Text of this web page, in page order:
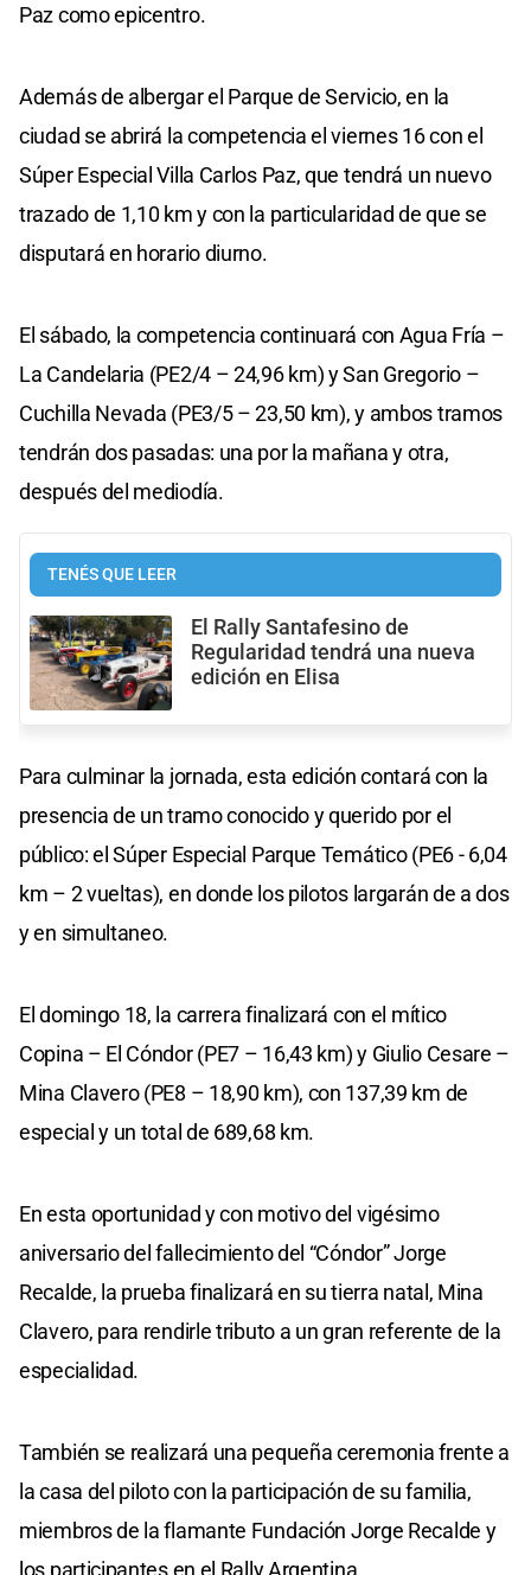
Paz como epicentro.
Además de albergar el Parque de Servicio, en la
ciudad se abrirá la competencia el viernes 16 con el
Súper Especial Villa Carlos Paz, que tendrá un nuevo
trazado de 1,10 km y con la particularidad de que se
disputará en horario diurno.
El sábado, la competencia continuará con Agua Fría –
La Candelaria (PE2/4 – 24,96 km) y San Gregorio –
Cuchilla Nevada (PE3/5 – 23,50 km), y ambos tramos
tendrán dos pasadas: una por la mañana y otra,
después del mediodía.
TENÉS QUE LEER
El Rally Santafesino de
Regularidad tendrá una nueva
edición en Elisa
Para culminar la jornada, esta edición contará con la
presencia de un tramo conocido y querido por el
público: el Súper Especial Parque Temático (PE6 - 6,04
km – 2 vueltas), en donde los pilotos largarán de a dos
y en simultaneo.
El domingo 18, la carrera finalizará con el mítico
Copina – El Cóndor (PE7 – 16,43 km) y Giulio Cesare –
Mina Clavero (PE8 – 18,90 km), con 137,39 km de
especial y un total de 689,68 km.
En esta oportunidad y con motivo del vigésimo
aniversario del fallecimiento del “Cóndor” Jorge
Recalde, la prueba finalizará en su tierra natal, Mina
Clavero, para rendirle tributo a un gran referente de la
especialidad.
También se realizará una pequeña ceremonia frente a
la casa del piloto con la participación de su familia,
miembros de la flamante Fundación Jorge Recalde y
los participantes en el Rally Argentina.